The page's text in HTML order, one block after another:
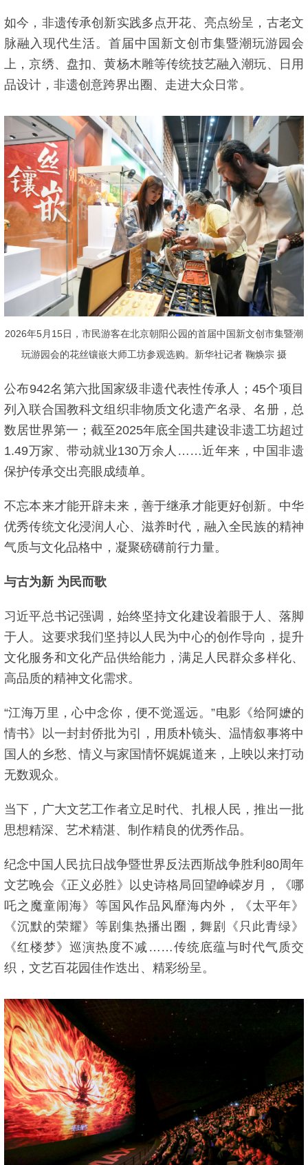
如今，非遗传承创新实践多点开花、亮点纷呈，古老文
脉融入现代生活。首届中国新文创市集暨潮玩游园会
上，京绣、盘扣、黄杨木雕等传统技艺融入潮玩、日用
品设计，非遗创意跨界出圈、走进大众日常。
2026年5月15日，市民游客在北京朝阳公园的首届中国新文创市集暨潮
玩游园会的花丝镶嵌大师工坊参观选购。新华社记者 鞠焕宗 摄
公布942名第六批国家级非遗代表性传承人；45个项目
列入联合国教科文组织非物质文化遗产名录、名册，总
数居世界第一；截至2025年底全国共建设非遗工坊超过
1.49万家、带动就业130万余人……近年来，中国非遗
保护传承交出亮眼成绩单。
不忘本来才能开辟未来，善于继承才能更好创新。中华
优秀传统文化浸润人心、滋养时代，融入全民族的精神
气质与文化品格中，凝聚磅礴前行力量。
与古为新 为民而歌
习近平总书记强调，始终坚持文化建设着眼于人、落脚
于人。这要求我们坚持以人民为中心的创作导向，提升
文化服务和文化产品供给能力，满足人民群众多样化、
高品质的精神文化需求。
“江海万里，心中念你，便不觉遥远。”电影《给阿嬷的
情书》以一封封侨批为引，用质朴镜头、温情叙事将中
国人的乡愁、情义与家国情怀娓娓道来，上映以来打动
无数观众。
当下，广大文艺工作者立足时代、扎根人民，推出一批
思想精深、艺术精湛、制作精良的优秀作品。
纪念中国人民抗日战争暨世界反法西斯战争胜利80周年
文艺晚会《正义必胜》以史诗格局回望峥嵘岁月，《哪
吒之魔童闹海》等国风作品风靡海内外，《太平年》
《沉默的荣耀》等剧集热播出圈，舞剧《只此青绿》
《红楼梦》巡演热度不减……传统底蕴与时代气质交
织，文艺百花园佳作迭出、精彩纷呈。